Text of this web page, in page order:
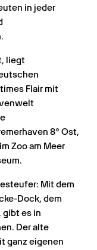
in jeder
liegt
Flair mit
8° Ost,
Zoo am Meer
Mit dem
Dock, dem
gibt es in
Der alte
ganz eigenen